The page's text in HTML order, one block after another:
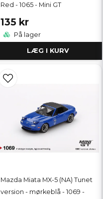
Red - 1065 - Mini GT
135 kr
På lager
LÆG I KURV
Mazda Miata MX-5 (NA) Tunet
version - mørkeblå - 1069 -